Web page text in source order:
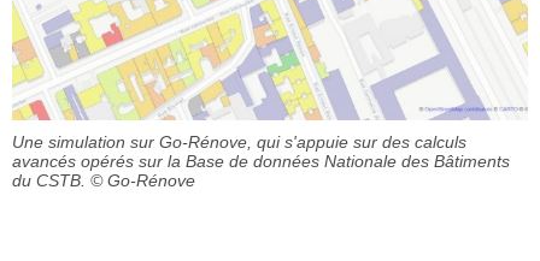
Une simulation sur Go-Rénove, qui s'appuie sur des calculs
avancés opérés sur la Base de données Nationale des Bâtiments
du CSTB. © Go-Rénove